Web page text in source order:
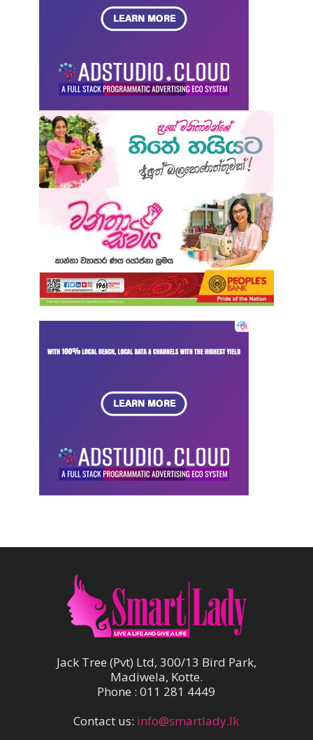
Jack Tree (Pvt) Ltd, 300/13 Bird Park,
Madiwela, Kotte.
Phone : 011 281 4449
Contact us: info@smartlady.lk